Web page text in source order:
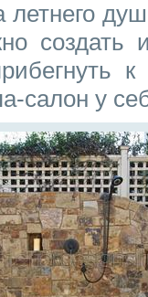
летнего
создать
салон у